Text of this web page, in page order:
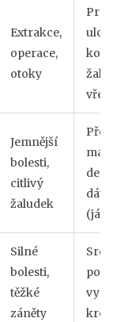
Extrakce,
operace,
otoky
Proti
kolitidě,
vředy
Jemnější
bolesti,
citlivý
žaludek
denní
dávky
(játra)
Silné
bolesti,
těžké
záněty
potíže,
vysoký
krevní